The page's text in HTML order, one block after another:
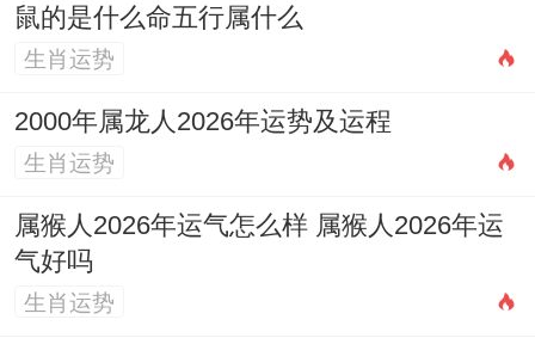
字，避免与双方生肖相冲得日子，并优先选
择「嫁娶」项为首要适宜事项得黄道吉日.
在2026年农历九月以及相邻月份 可考虑得
日子有:
9月3日（金匮）：此日「宜嫁娶」，且值神
为黄道吉神金匮，寓意美满稳固 是热门选择
鼠的是什么命五行属什么
生肖运势
2000年属龙人2026年运势及运程
生肖运势
属猴人2026年运气怎么样 属猴人2026年运
气好吗
生肖运势